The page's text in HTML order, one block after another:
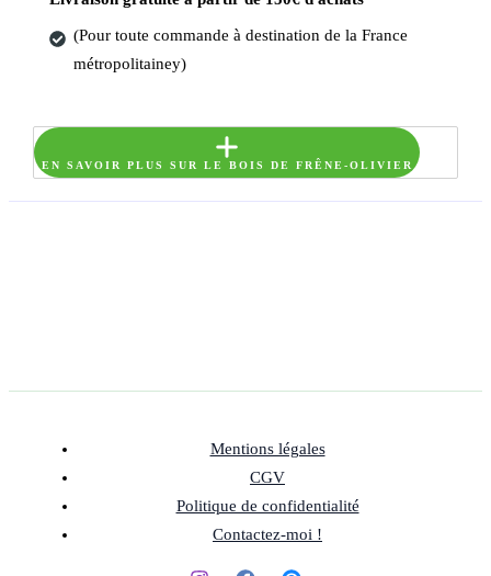
(Pour toute commande à destination de la France
métropolitainey)
EN SAVOIR PLUS SUR LE BOIS DE FRÊNE-OLIVIER
Mentions légales
CGV
Politique de confidentialité
Contactez-moi !